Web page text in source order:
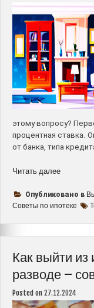
этому вопросу?
процентная ставка.
от банка, типа
Читать далее“Как
самую
году
–
советы
и
Опубликовано в
Советы по ипотеке
Как выйти из
разводе –
Posted on 27.12.2024